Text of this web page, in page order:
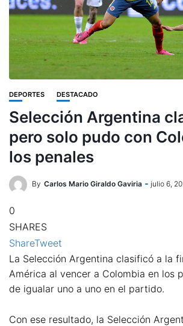
DEPORTES DESTACADO
Selección Argentina
pero solo pudo con
los penales
By Carlos Mario Giraldo Gaviria julio 6,
0
SHARES
ShareTweet
La Selección Argentina clasificó a la
América al vencer a Colombia en los
de igualar uno a uno en el partido.
Con ese resultado, la Selección